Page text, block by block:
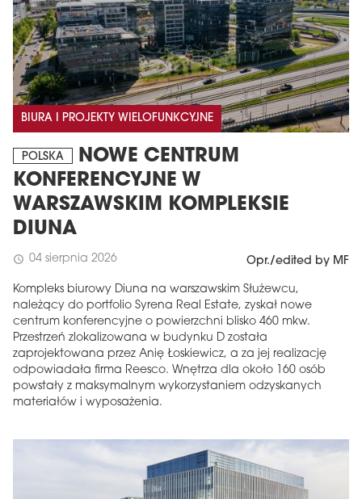
BIURA I PROJEKTY WIELOFUNKCYJNE
POLSKA
NOWE CENTRUM
KONFERENCYJNE W
WARSZAWSKIM KOMPLEKSIE
DIUNA
schedule 04 sierpnia 2026 Opr./edited by MF
Kompleks biurowy Diuna na warszawskim Służewcu,
należący do portfolio Syrena Real Estate, zyskał nowe
centrum konferencyjne o powierzchni blisko 460 mkw.
Przestrzeń zlokalizowana w budynku D została
zaprojektowana przez Anię Łoskiewicz, a za jej realizację
odpowiadała firma Reesco. Wnętrza dla około 160 osób
powstały z maksymalnym wykorzystaniem odzyskanych
materiałów i wyposażenia.